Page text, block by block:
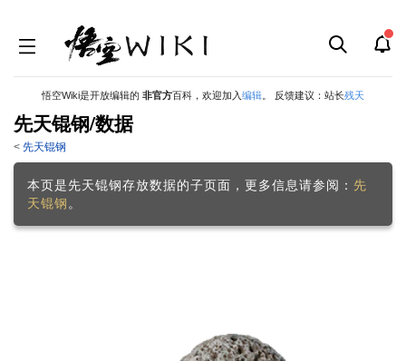
悟空Wiki是开放编辑的 非官方百科，欢迎加入编辑 。 反馈建议：站长残天
先天锟钢/数据
< 先天锟钢
跳
跳
本页是先天锟钢存放数据的子页面，更多信息请参阅： 先
天锟钢。